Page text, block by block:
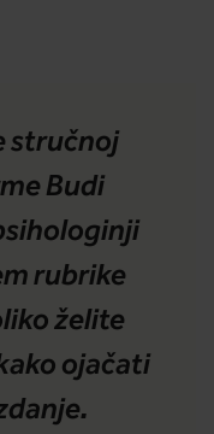
stručnoj
Budi
rubrike
želite
ojačati